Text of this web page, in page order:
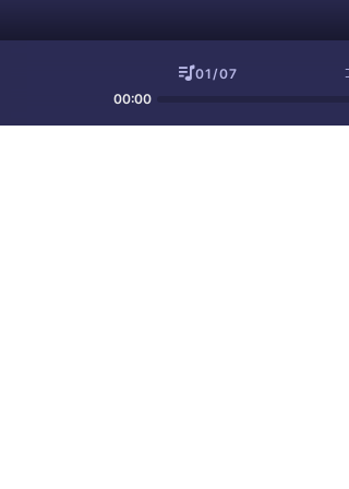
01/07
00:00